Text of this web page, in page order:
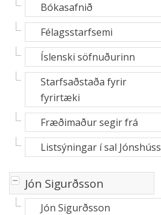
Bókasafnið
Félagsstarfsemi
Íslenski söfnuðurinn
Starfsaðstaða fyrir
fyrirtæki
Fræðimaður segir frá
Listsýningar í sal Jónshúss
-Jón Sigurðsson
Jón Sigurðsson